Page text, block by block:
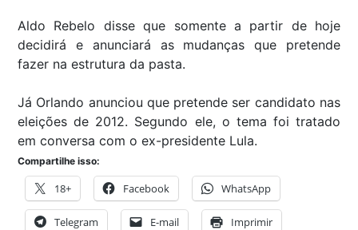
Aldo Rebelo disse que somente a partir de hoje
decidirá e anunciará as mudanças que pretende
fazer na estrutura da pasta.
Já Orlando anunciou que pretende ser candidato nas
eleições de 2012. Segundo ele, o tema foi tratado
em conversa com o ex-presidente Lula.
Compartilhe isso:
18+ Facebook WhatsApp
Telegram E-mail Imprimir